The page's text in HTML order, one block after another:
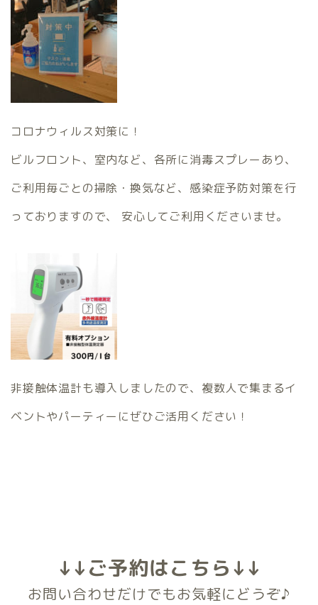
コロナウィルス対策に！
ビルフロント、室内など、各所に消毒スプレーあり、
ご利用毎ごとの掃除・換気など、感染症予防対策を行
っておりますので、 安心してご利用くださいませ。
非接触体温計も導入しましたので、複数人で集まるイ
ベントやパーティーにぜひご活用ください！
↓↓ご予約はこちら↓↓
お問い合わせだけでもお気軽にどうぞ♪